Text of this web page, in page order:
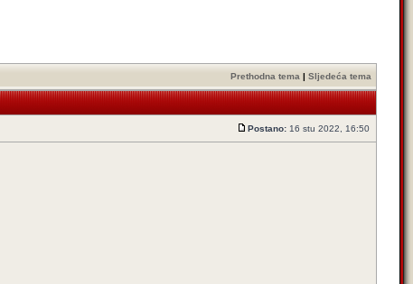
Prethodna tema | Sljedeća tema
Postano: 16 stu 2022, 16:50